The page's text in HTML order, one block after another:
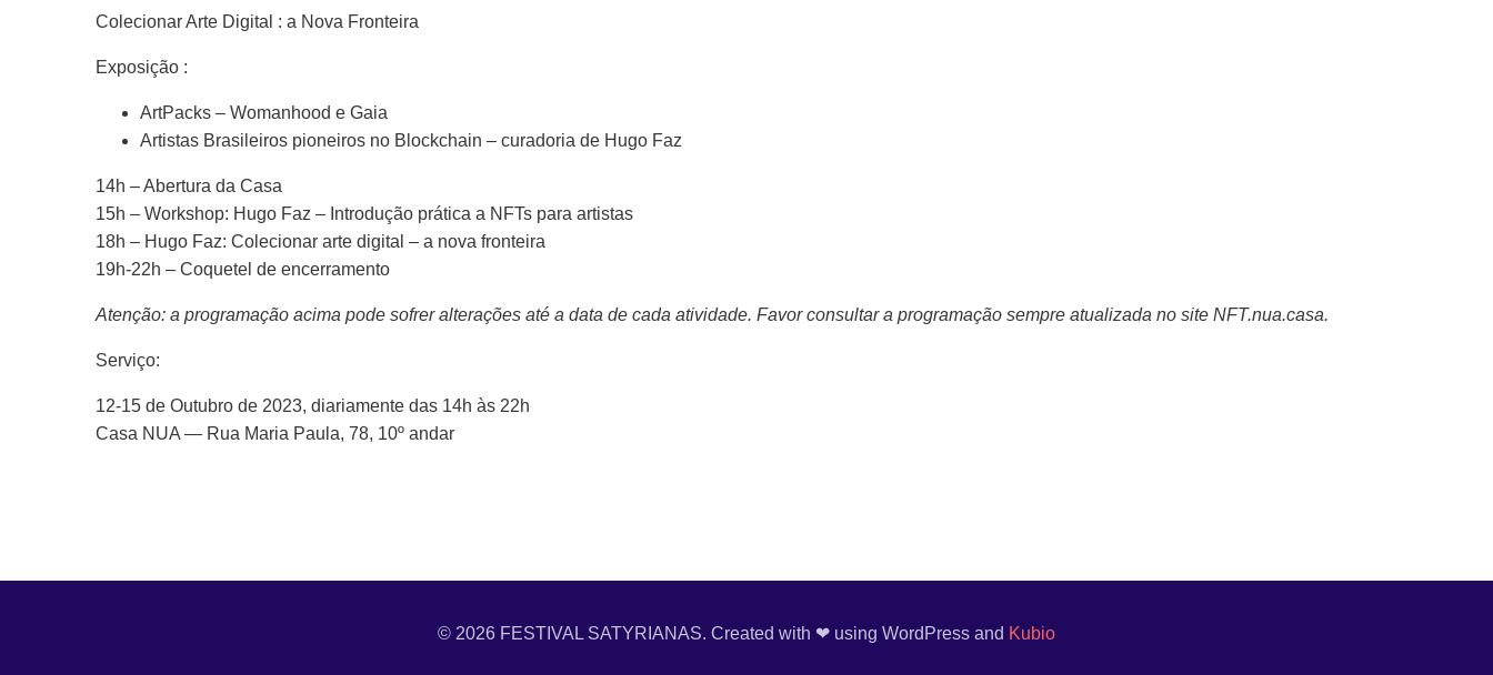
Colecionar Arte Digital : a Nova Fronteira
Exposição :
ArtPacks – Womanhood e Gaia
Artistas Brasileiros pioneiros no Blockchain – curadoria de Hugo Faz
14h – Abertura da Casa
15h – Workshop: Hugo Faz – Introdução prática a NFTs para artistas
18h – Hugo Faz: Colecionar arte digital – a nova fronteira
19h-22h – Coquetel de encerramento
Atenção: a programação acima pode sofrer alterações até a data de cada atividade. Favor consultar a programação sempre atualizada no site NFT.nua.casa.
Serviço:
12-15 de Outubro de 2023, diariamente das 14h às 22h
Casa NUA — Rua Maria Paula, 78, 10º andar
© 2026 FESTIVAL SATYRIANAS. Created with ❤ using WordPress and Kubio